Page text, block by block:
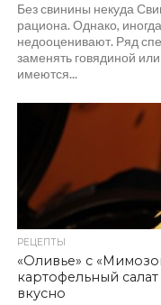
Без свинины некуда
рациона. Однако,
недооценивают. Ряд
заменять говядиной
имеются...
РЕЦЕПТЫ
«Оливье» с
картофельный
вкусно